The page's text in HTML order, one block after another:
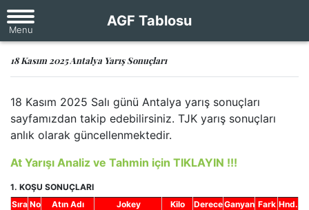
AGF Tablosu
18 Kasım 2025 Antalya Yarış Sonuçları
18 Kasım 2025 Salı günü Antalya yarış sonuçları
sayfamızdan takip edebilirsiniz. TJK yarış sonuçları
anlık olarak güncellenmektedir.
At Yarışı Analiz ve Tahmin için TIKLAYIN !!!
1. KOŞU SONUÇLARI
Sıra No Atın Adı Jokey Kilo DereceGanyan Fark Hnd.